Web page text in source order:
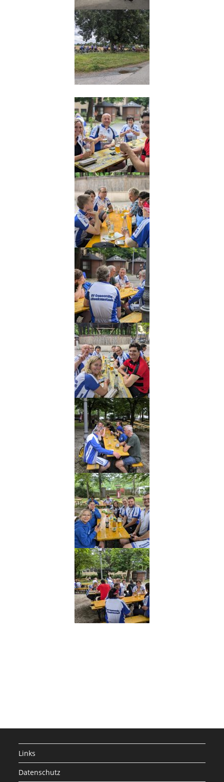
Links
Datenschutz